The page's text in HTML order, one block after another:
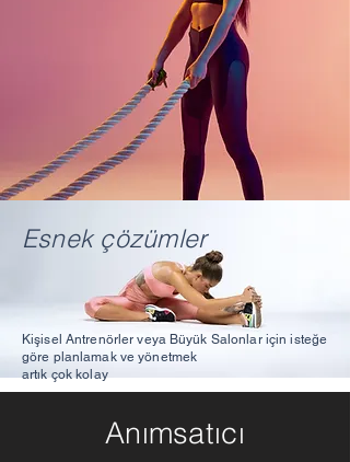
Esnek çözümler
Kişisel Antrenörler veya Büyük Salonlar için isteğe
göre planlamak ve yönetmek
artık çok kolay
Anımsatıcı